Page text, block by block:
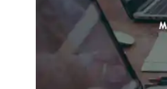
Web operativa hasta mayo